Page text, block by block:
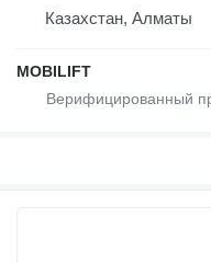
Казахстан, Алматы
MOBILIFT